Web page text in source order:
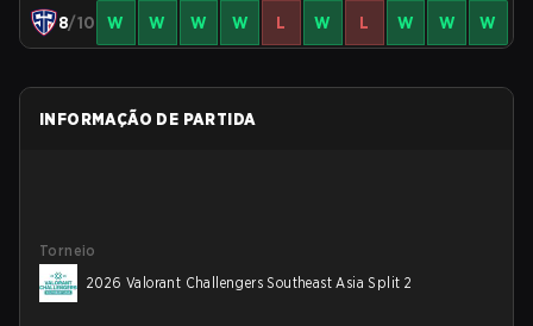
8/10 W W W W L W L W W W
INFORMAÇÃO DE PARTIDA
Torneio
2026 Valorant Challengers Southeast Asia Split 2